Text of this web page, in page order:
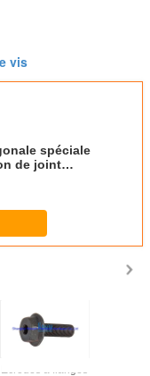
vis
spéciale
de joint
Écroues à flanges